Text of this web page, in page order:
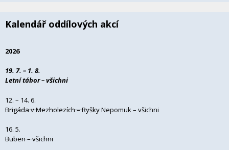
Kalendář oddílových akcí
2026
19. 7. – 1. 8.
Letní tábor – všichni
12. – 14. 6.
Brigáda v Mezholezích – RyškyNepomuk – všichni
16. 5.
Buben – všichni